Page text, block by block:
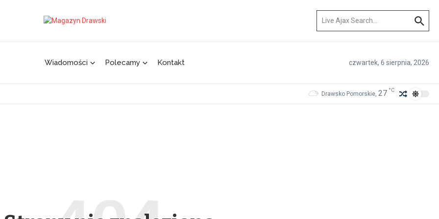
Wiadomości Polecamy Kontakt czwartek, 6 sierpnia, 2026
Drawsko Pomorskie, 27 °C